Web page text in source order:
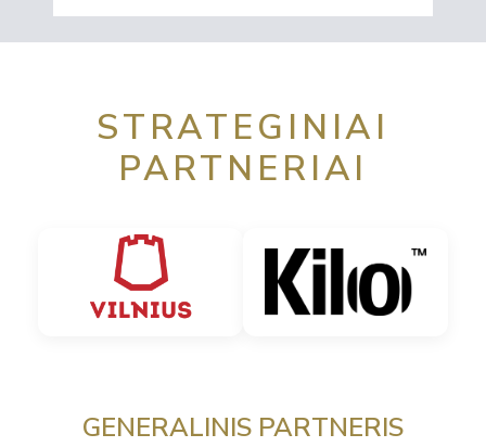
STRATEGINIAI
PARTNERIAI
GENERALINIS PARTNERIS